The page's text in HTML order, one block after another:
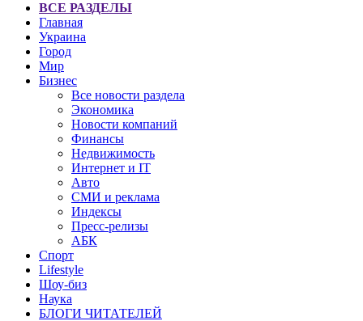
ВСЕ РАЗДЕЛЫ
Главная
Украина
Город
Мир
Бизнес
Все новости раздела
Экономика
Новости компаний
Финансы
Недвижимость
Интернет и IT
Авто
СМИ и реклама
Индексы
Пресс-релизы
АБК
Спорт
Lifestyle
Шоу-биз
Наука
БЛОГИ ЧИТАТЕЛЕЙ